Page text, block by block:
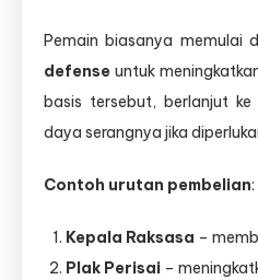
Pemain biasanya memulai
defense untuk
basis tersebut, berlanjut
daya serangnya jika
Contoh urutan pembelian:
Kepala Raksasa –
Plak Perisai –